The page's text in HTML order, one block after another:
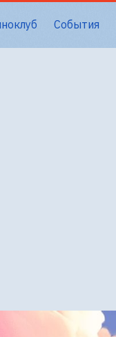
События